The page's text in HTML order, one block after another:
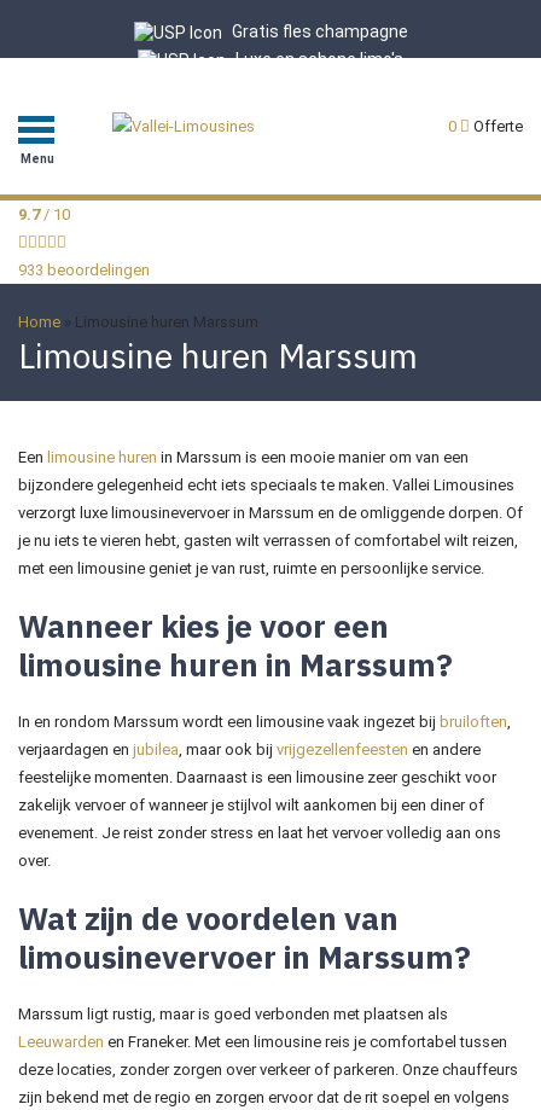
Gratis fles champagne
Luxe en schone limo's
Menu
0 Offerte
9.7/ 10
933 beoordelingen
Home » Limousine huren Marssum
Limousine huren Marssum
Een limousine huren in Marssum is een mooie manier om van een
bijzondere gelegenheid echt iets speciaals te maken. Vallei Limousines
verzorgt luxe limousinevervoer in Marssum en de omliggende dorpen. Of
je nu iets te vieren hebt, gasten wilt verrassen of comfortabel wilt reizen,
met een limousine geniet je van rust, ruimte en persoonlijke service.
Wanneer kies je voor een
limousine huren in Marssum?
In en rondom Marssum wordt een limousine vaak ingezet bij bruiloften,
verjaardagen en jubilea, maar ook bij vrijgezellenfeesten en andere
feestelijke momenten. Daarnaast is een limousine zeer geschikt voor
zakelijk vervoer of wanneer je stijlvol wilt aankomen bij een diner of
evenement. Je reist zonder stress en laat het vervoer volledig aan ons
over.
Wat zijn de voordelen van
limousinevervoer in Marssum?
Marssum ligt rustig, maar is goed verbonden met plaatsen als
Leeuwarden en Franeker. Met een limousine reis je comfortabel tussen
deze locaties, zonder zorgen over verkeer of parkeren. Onze chauffeurs
zijn bekend met de regio en zorgen ervoor dat de rit soepel en volgens